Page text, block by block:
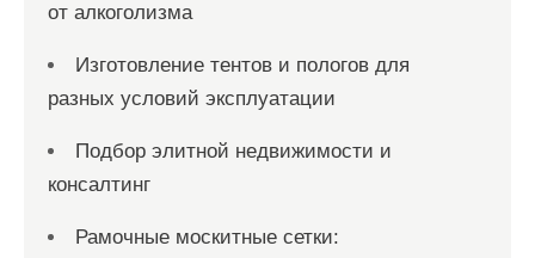
от алкоголизма
Изготовление тентов и пологов для
разных условий эксплуатации
Подбор элитной недвижимости и
консалтинг
Рамочные москитные сетки: